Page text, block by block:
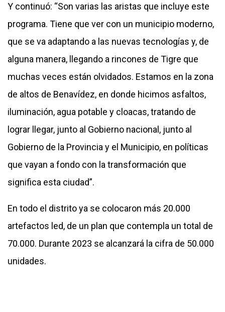
Y continuó: “Son varias las aristas que incluye este
programa. Tiene que ver con un municipio moderno,
que se va adaptando a las nuevas tecnologías y, de
alguna manera, llegando a rincones de Tigre que
muchas veces están olvidados. Estamos en la zona
de altos de Benavídez, en donde hicimos asfaltos,
iluminación, agua potable y cloacas, tratando de
lograr llegar, junto al Gobierno nacional, junto al
Gobierno de la Provincia y el Municipio, en políticas
que vayan a fondo con la transformación que
significa esta ciudad”.
En todo el distrito ya se colocaron más 20.000
artefactos led, de un plan que contempla un total de
70.000. Durante 2023 se alcanzará la cifra de 50.000
unidades.